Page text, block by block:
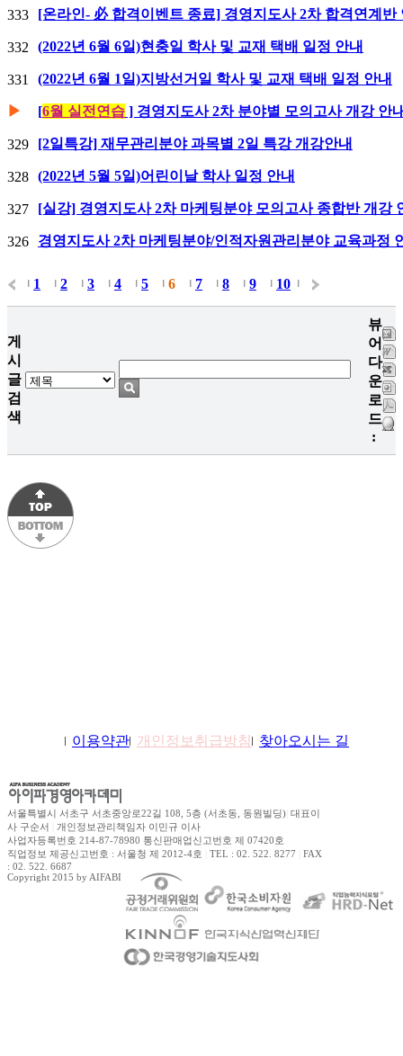
333 [온라인- 必 합격이벤트 종료] 경영지도사 2차 합격연계반
332 (2022년 6월 6일)현충일 학사 및 교재 택배 일정 안내
331 (2022년 6월 1일)지방선거일 학사 및 교재 택배 일정 안내
▶ [6월 실전연습 ] 경영지도사 2차 분야별 모의고사 개강 안
329 [2일특강] 재무관리분야 과목별 2일 특강 개강안내
328 (2022년 5월 5일)어린이날 학사 일정 안내
327 [실강] 경영지도사 2차 마케팅분야 모의고사 종합반 개강
326 경영지도사 2차 마케팅분야/인적자원관리분야 교육과정
1 2 3 4 5 6 7 8 9 10
게
시
글
검
색
뷰
어
다
운
로
드
:
이용약관 개인정보취급방침 찾아오시는 길
서울특별시 서초구 서초중앙로22길 108, 5층 (서초동, 동원빌딩) 대표이
사 구순서
개인정보관리책임자 이민규 이사
사업자등록번호 214-87-78980 통신판매업신고번호 제 07420호
직업정보 제공신고번호 : 서울청 제 2012-4호
TEL : 02. 522. 8277
FAX
: 02. 522. 6687
Copyright 2015 by AIFABIZ Corporation All right reserved